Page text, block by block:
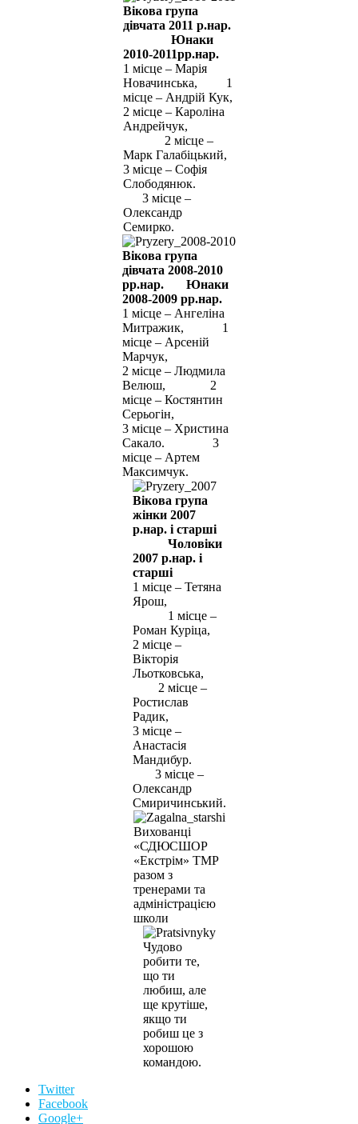
Вікова група
дівчата 2011 р.нар.
Юнаки
2010-2011рр.нар.
1 місце – Марія
Новачинська, 1
місце – Андрій Кук,
2 місце – Кароліна
Андрейчук,
2 місце –
Марк Галабіцький,
3 місце – Софія
Слободянюк.
3 місце –
Олександр
Семирко.
Вікова група
дівчата 2008-2010
рр.нар. Юнаки
2008-2009 рр.нар.
1 місце – Ангеліна
Митражик, 1
місце – Арсеній
Марчук,
2 місце – Людмила
Велюш, 2
місце – Костянтин
Серьогін,
3 місце – Христина
Сакало. 3
місце – Артем
Максимчук.
Вікова група
жінки 2007
р.нар. і старші
Чоловіки
2007 р.нар. і
старші
1 місце – Тетяна
Ярош,
1 місце –
Роман Куріца,
2 місце –
Вікторія
Льотковська,
2 місце –
Ростислав
Радик,
3 місце –
Анастасія
Мандибур.
3 місце –
Олександр
Смиричинський.
Вихованці
«СДЮСШОР
«Екстрім» ТМР
разом з
тренерами та
адміністрацією
школи
Чудово
робити те,
що ти
любиш, але
ще крутіше,
якщо ти
робиш це з
хорошою
командою.
Twitter
Facebook
Google+